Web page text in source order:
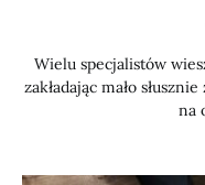
Wielu specjalistów
zakładając mało
na